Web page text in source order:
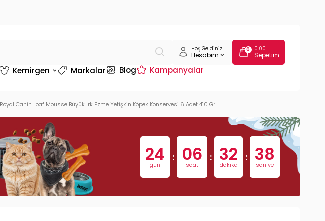
Hoş Geldiniz!
Hesabım
0 0,00
Sepetim
Kemirgen Markalar Blog Kampanyalar
Royal Canin Loaf Mousse Büyük Irk Ezme Yetişkin Köpek Konservesi 6 Adet 410 Gr
24
gün 06
saat 32
dakika 37
saniye